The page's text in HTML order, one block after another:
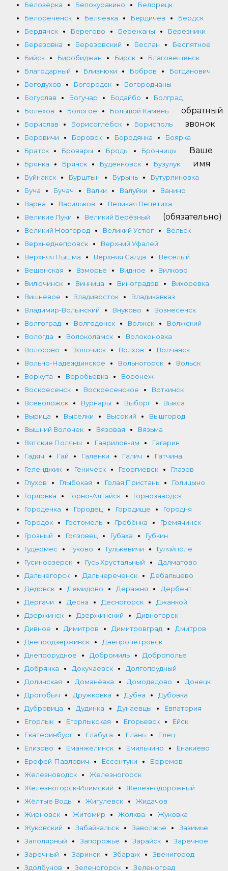
Белозёрка
Белокуракино
Белорецк
Белореченск
Беляевка Бердичев
Бердск
Бердянск
Берегово Бережаны
Березники
Березовка
Березовский Беслан
Беспятное
Бийск
Биробиджан Бирск
Благовещенск
Благодарный
Близнюки Бобров
Богданович
Богодухов
Богородск
Богородчаны
Богуслав
Богучар Бодайбо
Болград
Болехов
Бологое
Большой Камень
Борислав
Борисоглебск
Борисполь
Боровичи
Боровск Бородянка
Боярка
Братск
Бровары Броды
Бронницы
Брянка
Брянск Буденновск
Бузулук
Буйнакск
Бурштын Бурынь
Бутурлиновка
Буча
Бучач Валки Валуйки
Ванино
Варва
Васильков
Великая Лепетиха
Великие Луки
Великий Берёзный
Великий Новгород
Великий Устюг
Вельск
Верхнеднепровск
Верхний Уфалей
Верхняя Пышма
Верхняя Салда
Веселый
Вешенская
Взморье Видное
Вилково
Вилючинск
Винница Виноградов
Вихоревка
Вишнёвое
Владивосток
Владикавказ
Владимир-Волынский
Внуково
Вознесенск
Волгоград
Волгодонск Волжск
Волжский
Вологда
Волоколамск
Волоконовка
Волосово
Волочиск Волхов
Волчанск
Вольно-Надеждинское
Вольногорск
Вольск
Воркута
Воробьевка
Воронеж
Воскресенск
Воскресенское
Воткинск
Всеволожск
Вурнары Выборг
Выкса
Вырица
Выселки Высокий
Вышгород
Вышний Волочек
Вязовая
Вязьма
Вятские Поляны
Гаврилов-ям
Гагарин
Гадяч
Гай Галенки Галич
Гатчина
Геленджик
Геническ Георгиевск
Глазов
Глухов
Глыбокая Голая Пристань
Голицыно
Горловка
Горно-Алтайск
Горнозаводск
Городенка
Городец Городище
Городня
Городок
Гостомель Гребёнка
Гремячинск
Грозный
Грязовец Губаха
Губкин
Гудермес
Гуково Гулькевичи
Гуляйполе
Гусиноозерск
Гусь Хрустальный
Далматово
Дальнегорск
Дальнереченск
Дебальцево
Дедовск
Демидово Деражня
Дербент
Дергачи
Десна Десногорск
Джанкой
Дзержинск
Дзержинский
Дивногорск
Дивное
Димитров Димитровград
Дмитров
Днепродзержинск
Днепропетровск
Днепрорудное
Добромиль
Доброполье
Добрянка
Докучаевск
Долгопрудный
Долинская
Доманёвка Домодедово
Донецк
Дрогобыч
Дружковка Дубна
Дубовка
Дубровица
Дудинка Дунаевцы
Евпатория
Егорлык
Егорлыкская Егорьевск
Ейск
Екатеринбург
Елабуга Елань
Елец
Елизово
Еманжелинск Емильчино
Енакиево
Ерофей-Павлович
Ессентуки
Ефремов
Железноводск
Железногорск
Железногорск-Илимский
Железнодорожный
Жёлтые Воды
Жигулевск
Жидачов
Жирновск
Житомир Жолква
Жуковка
Жуковский
Забайкальск Заволжье
Зазимье
Заполярный
Запорожье Зарайск
Заречное
Заречный
Заринск Збараж
Звенигород
Здолбунов
Зеленогорск Зеленоград
обратный
звонок
Ваше
имя
(обязательно)